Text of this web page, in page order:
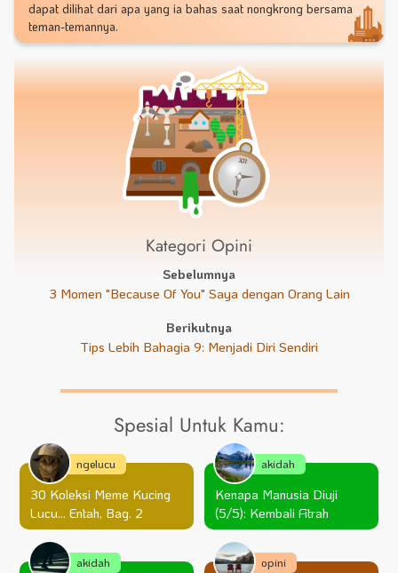
dapat dilihat dari apa yang ia bahas saat nongkrong bersama
teman-temannya.
Kategori Opini
Sebelumnya
3 Momen "Because Of You" Saya dengan Orang Lain
Berikutnya
Tips Lebih Bahagia 9: Menjadi Diri Sendiri
Spesial Untuk Kamu:
30 Koleksi Meme Kucing
Lucu… Entah, Bag. 2
ngelucu
Kenapa Manusia Diuji
(5/5): Kembali Fitrah
akidah
akidah opini